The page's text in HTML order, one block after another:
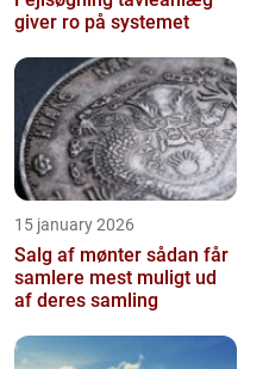
giver ro på systemet
15 january 2026
Salg af mønter sådan får
samlere mest muligt ud
af deres samling